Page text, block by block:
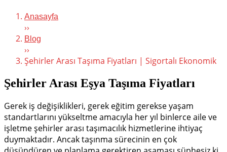
Anasayfa
››
Blog
››
Şehirler Arası Taşıma Fiyatları | Sigortalı Ekonomik
Şehirler Arası Eşya Taşıma Fiyatları
Gerek iş değişiklikleri, gerek eğitim gerekse yaşam
standartlarını yükseltme amacıyla her yıl binlerce aile ve
işletme şehirler arası taşımacılık hizmetlerine ihtiyaç
duymaktadır. Ancak taşınma sürecinin en çok